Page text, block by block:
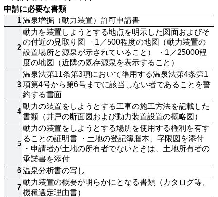
申請に必要な書類
1温泉増掘（動力装置）許可申請書
2
動力を装置しようとする地点を明示した図面およびそ
の付近の見取り図 ・1／500程度の地図（動力装置の
設置場所と源泉が示されていること） ・1／25000程
度の地図（近隣の既存源泉を表示すること）
3
温泉法第11条第3項において準用する温泉法第4条第1
項第4号から第6号までに該当しない者であることを誓
約する書面
4
動力の装置をしようとする工事の施工方法を記載した
書類（井戸の断面図および動力装置設置の概略図）
5
動力の装置をしようとする場所を使用する権利を有す
ることの証明書 ・土地の登記簿謄本、字限図を添付
・申請者が土地の所有者でないときは、土地所有者の
承諾書を添付
6温泉分析書の写し
7
動力装置の概要が明らかにとなる書類（カタログ等、
機種選定理由書）